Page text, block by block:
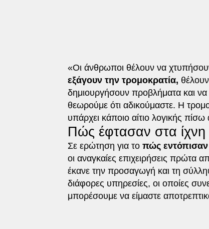
«Οι άνθρωποι θέλουν να
εξάγουν την τρομοκρατία,
δημιουργήσουν προβλήματα και να
θεωρούμε ότι αδικούμαστε. Η
υπάρχει κάποιο αίτιο λογικής
Πώς έφτασαν στα
Σε ερώτηση για το πώς
οι αναγκαίες επιχειρήσεις πρώτα
έκανε την προσαγωγή και τη
διάφορες υπηρεσίες, οι οποίες
μπορέσουμε να είμαστε